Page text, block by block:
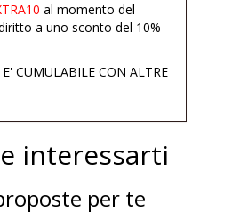
al momento del
a uno sconto del 10%
CUMULABILE CON ALTRE
interessarti
per te